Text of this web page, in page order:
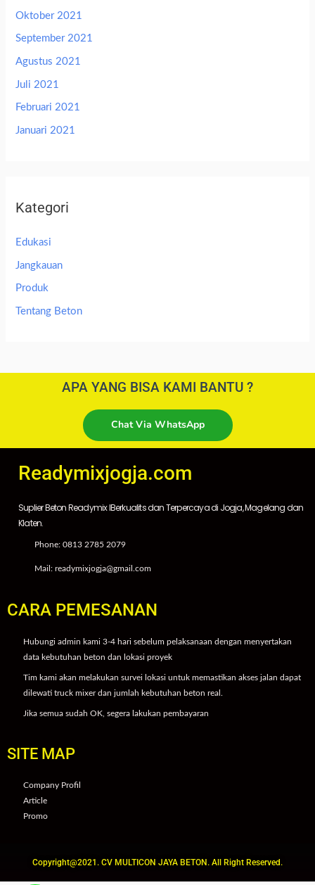
Oktober 2021
September 2021
Agustus 2021
Juli 2021
Februari 2021
Januari 2021
Kategori
Edukasi
Jangkauan
Produk
Tentang Beton
APA YANG BISA KAMI BANTU ?
Chat Via WhatsApp
Readymixjogja.com
Suplier Beton Readymix IBerkualits dan Terpercaya di Jogja, Magelang dan
Klaten.
Phone: 0813 2785 2079
Mail: readymixjogja@gmail.com
CARA PEMESANAN
Hubungi admin kami 3-4 hari sebelum pelaksanaan dengan menyertakan
data kebutuhan beton dan lokasi proyek
Tim kami akan melakukan survei lokasi untuk memastikan akses jalan dapat
dilewati truck mixer dan jumlah kebutuhan beton real.
Jika semua sudah OK, segera lakukan pembayaran
SITE MAP
Company Profil
Article
Promo
Copyright@2021. CV MULTICON JAYA BETON. All Right Reserved.